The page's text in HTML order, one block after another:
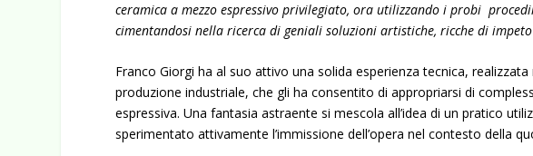
ceramica a mezzo espressivo privilegiato, ora utilizzando i probi
cimentandosi nella ricerca di geniali soluzioni artistiche, ricche di
Franco Giorgi ha al suo attivo una solida esperienza tecnica,
produzione industriale, che gli ha consentito di appropriarsi di
espressiva. Una fantasia astraente si mescola all’idea di un pratico
sperimentato attivamente l’immissione dell’opera nel contesto della